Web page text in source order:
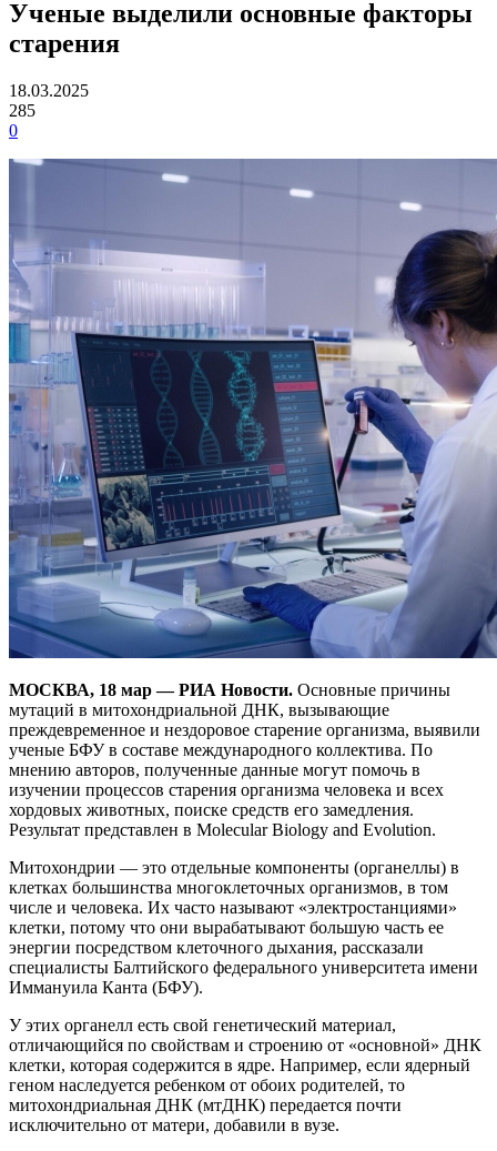
Ученые выделили основные факторы
старения
18.03.2025
285
0
МОСКВА, 18 мар — РИА Новости. Основные причины
мутаций в митохондриальной ДНК, вызывающие
преждевременное и нездоровое старение организма, выявили
ученые БФУ в составе международного коллектива. По
мнению авторов, полученные данные могут помочь в
изучении процессов старения организма человека и всех
хордовых животных, поиске средств его замедления.
Результат представлен в Molecular Biology and Evolution.
Митохондрии — это отдельные компоненты (органеллы) в
клетках большинства многоклеточных организмов, в том
числе и человека. Их часто называют «электростанциями»
клетки, потому что они вырабатывают большую часть ее
энергии посредством клеточного дыхания, рассказали
специалисты Балтийского федерального университета имени
Иммануила Канта (БФУ).
У этих органелл есть свой генетический материал,
отличающийся по свойствам и строению от «основной» ДНК
клетки, которая содержится в ядре. Например, если ядерный
геном наследуется ребенком от обоих родителей, то
митохондриальная ДНК (мтДНК) передается почти
исключительно от матери, добавили в вузе.